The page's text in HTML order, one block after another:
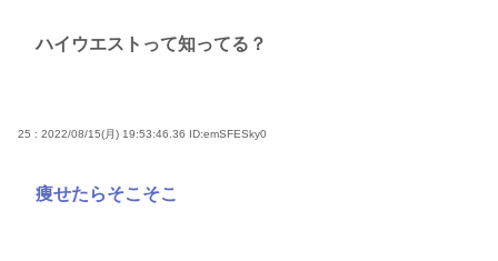
ハイウエストって知ってる？
25 : 2022/08/15(月) 19:53:46.36 ID:emSFESky0
痩せたらそこそこ